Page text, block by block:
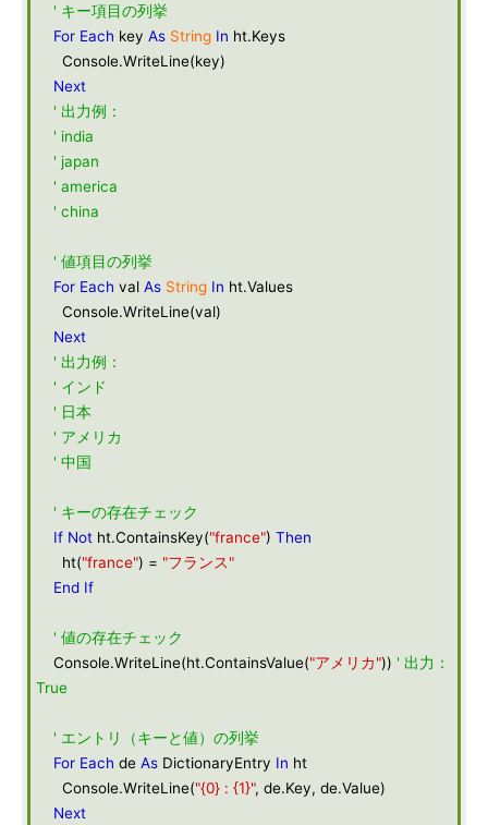
' キー項目の列挙
For Each key As String In ht.Keys
Console.WriteLine(key)
Next
' 出力例：
' india
' japan
' america
' china
' 値項目の列挙
For Each val As String In ht.Values
Console.WriteLine(val)
Next
' 出力例：
' インド
' 日本
' アメリカ
' 中国
' キーの存在チェック
If Not ht.ContainsKey("france") Then
ht("france") = "フランス"
End If
' 値の存在チェック
Console.WriteLine(ht.ContainsValue("アメリカ")) ' 出力：
True
' エントリ（キーと値）の列挙
For Each de As DictionaryEntry In ht
Console.WriteLine("{0} : {1}", de.Key, de.Value)
Next